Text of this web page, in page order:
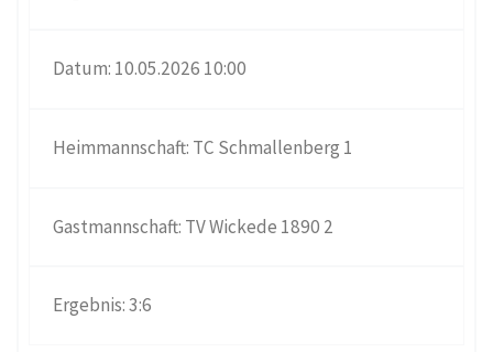
10.05.2026 10:00
TC Schmallenberg 1
TV Wickede 1890 2
3:6